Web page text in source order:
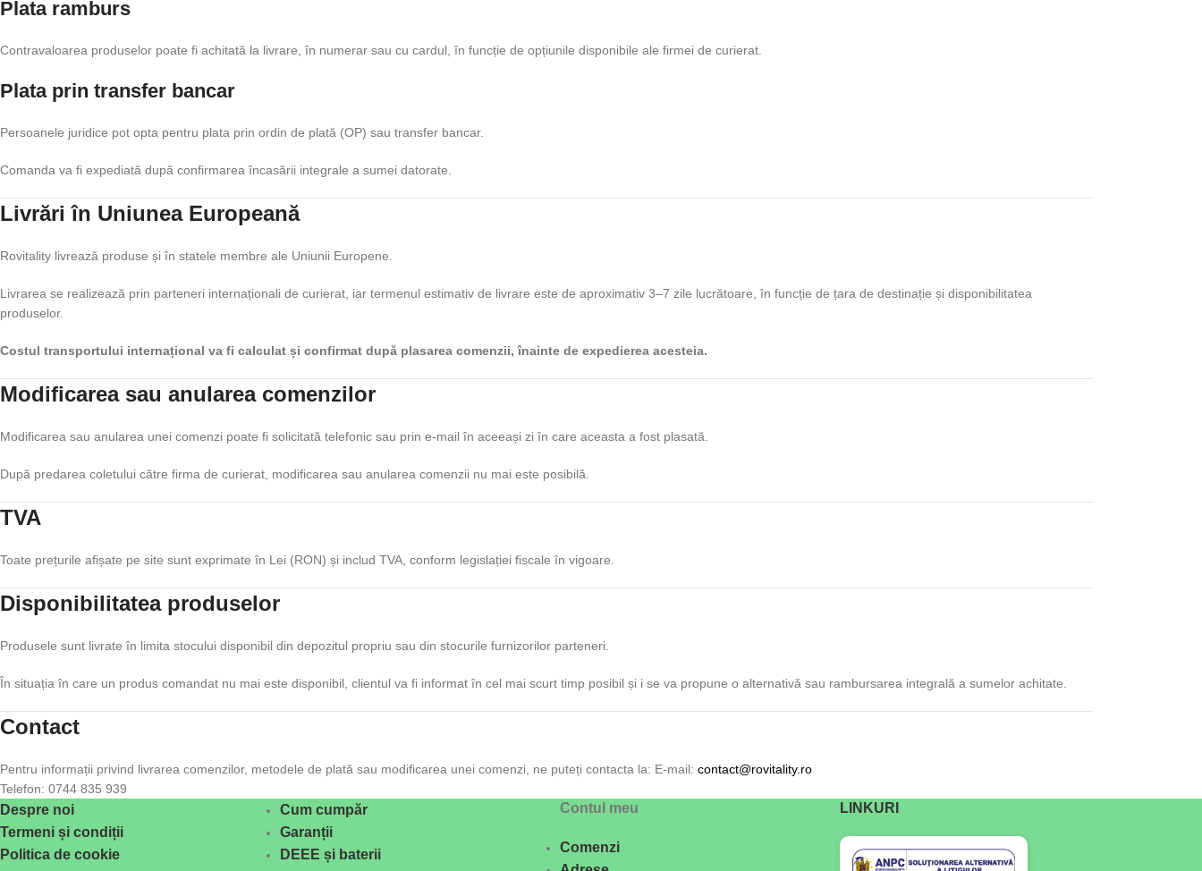
Plata ramburs
Contravaloarea produselor poate fi achitată la livrare, în numerar sau cu cardul, în funcție de opțiunile disponibile ale firmei de curierat.
Plata prin transfer bancar
Persoanele juridice pot opta pentru plata prin ordin de plată (OP) sau transfer bancar.
Comanda va fi expediată după confirmarea încasării integrale a sumei datorate.
Livrări în Uniunea Europeană
Rovitality livrează produse și în statele membre ale Uniunii Europene.
Livrarea se realizează prin parteneri internaționali de curierat, iar termenul estimativ de livrare este de aproximativ 3–7 zile lucrătoare, în funcție de țara de destinație și disponibilitatea
produselor.
Costul transportului internațional va fi calculat și confirmat după plasarea comenzii, înainte de expedierea acesteia.
Modificarea sau anularea comenzilor
Modificarea sau anularea unei comenzi poate fi solicitată telefonic sau prin e-mail în aceeași zi în care aceasta a fost plasată.
După predarea coletului către firma de curierat, modificarea sau anularea comenzii nu mai este posibilă.
TVA
Toate prețurile afișate pe site sunt exprimate în Lei (RON) și includ TVA, conform legislației fiscale în vigoare.
Disponibilitatea produselor
Produsele sunt livrate în limita stocului disponibil din depozitul propriu sau din stocurile furnizorilor parteneri.
În situația în care un produs comandat nu mai este disponibil, clientul va fi informat în cel mai scurt timp posibil și i se va propune o alternativă sau rambursarea integrală a sumelor achitate.
Contact
Pentru informații privind livrarea comenzilor, metodele de plată sau modificarea unei comenzi, ne puteți contacta la: E-mail: contact@rovitality.ro
Telefon: 0744 835 939
Despre noi
Termeni și condiții
Politica de cookie
Cum cumpăr
Garanții
DEEE și baterii
Contul meu
Comenzi
LINKURI